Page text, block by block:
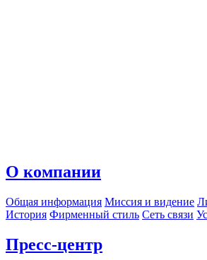
О компании
Общая информация Миссия и видение
История Фирменный стиль Сеть связи
Пресс-центр